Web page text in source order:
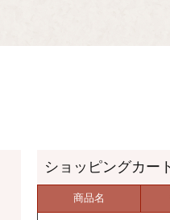
商品名